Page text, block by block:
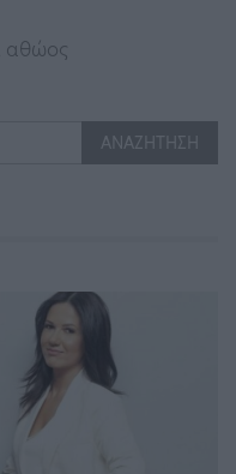
αθώος